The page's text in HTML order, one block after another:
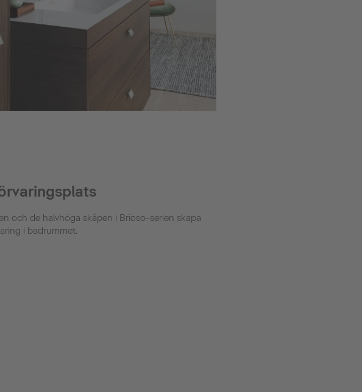
och de halvhöga skåpen i Brioso-serien skapa
i badrummet.